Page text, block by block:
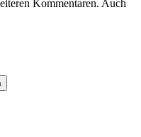
Kommentaren. Auch